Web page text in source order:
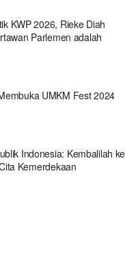
KWP 2026, Rieke Diah
Parlemen adalah
UMKM Fest 2024
Indonesia: Kembalilah ke
Kemerdekaan